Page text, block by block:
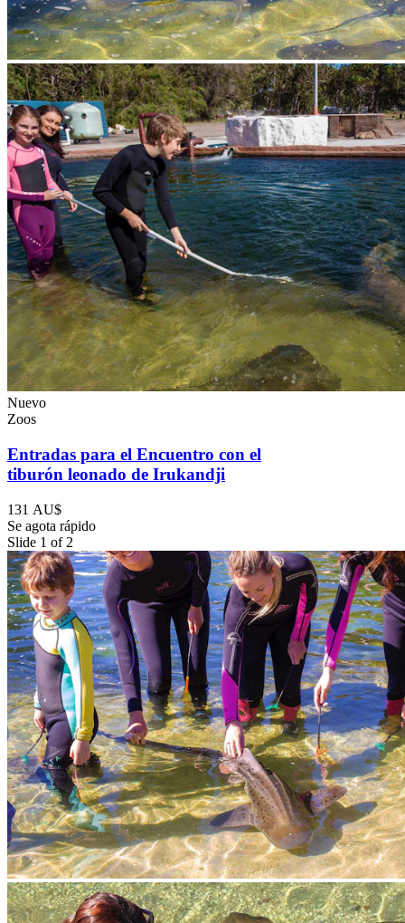
Nuevo
Zoos
Entradas para el Encuentro con el
tiburón leonado de Irukandji
131 AU$
Se agota rápido
Slide 1 of 2